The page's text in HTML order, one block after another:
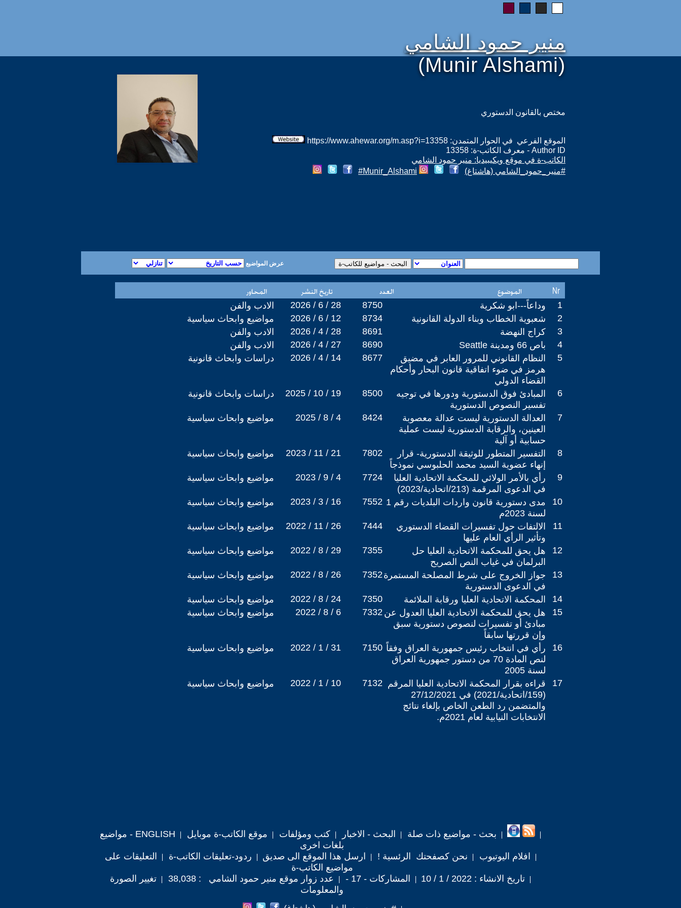
منير حمود الشامي
(Munir Alshami)
مختص بالقانون الدستوري
الموقع الفرعي في الحوار المتمدن: https://www.ahewar.org/m.asp?i=13358
Author ID - معرف الكاتب-ة: 13358
الكاتب-ة في موقع ويكيبيديا: منير حمود الشامي
#منير_حمود_الشامي (هاشتاغ)
Munir_Alshami#
عرض المواضيع
الادب والفن 2026 / 6 / 28 8750 وداعاً---ابو شكرية
1
مواضيع وابحاث سياسية
2026 / 6 / 12 8734 شعبوية الخطاب وبناء الدولة القانونية
2
الادب والفن
2026 / 4 / 28 8691 كراج النهضة
3
الادب والفن
2026 / 4 / 27 8690 باص 66 ومدينة Seattle
4
دراسات وابحاث قانونية
2026 / 4 / 14 8677
النظام القانوني للمرور العابر في مضيق
هرمز في ضوء اتفاقية قانون البحار وأحكام
القضاء الدولي
5
دراسات وابحاث قانونية 2025 / 10 / 19 8500
المبادئ فوق الدستورية ودورها في توجيه
تفسير النصوص الدستورية
6
مواضيع وابحاث سياسية 2025 / 8 / 4 8424
العدالة الدستورية ليست عدالة معصوبة
العينين، والرقابة الدستورية ليست عملية
حسابية أو آلية
7
مواضيع وابحاث سياسية 2023 / 11 / 21 7802
التفسير المتطور للوثيقة الدستورية- قرار
إنهاء عضوية السيد محمد الحلبوسي نموذجاً
8
مواضيع وابحاث سياسية 2023 / 9 / 4 7724
رأي بالأمر الولائي للمحكمة الاتحادية العليا
في الدعوى المرقمة (213/اتحادية/2023)
9
مواضيع وابحاث سياسية 2023 / 3 / 16 7552 مدى دستورية قانون واردات البلديات رقم 1
لسنة 2023م
10
مواضيع وابحاث سياسية 2022 / 11 / 26 7444
الالتفات حول تفسيرات القضاء الدستوري
وتأثير الرأي العام عليها
11
مواضيع وابحاث سياسية 2022 / 8 / 29 7355
هل يحق للمحكمة الاتحادية العليا حل
البرلمان في غياب النص الصريح
12
مواضيع وابحاث سياسية 2022 / 8 / 26 7352جواز الخروج على شرط المصلحة المستمرة
في الدعوى الدستورية
13
مواضيع وابحاث سياسية 2022 / 8 / 24 7350 المحكمة الاتحادية العليا ورقابة الملائمة
14
مواضيع وابحاث سياسية
2022 / 8 / 6 7332 هل يحق للمحكمة الاتحادية العليا العدول عن
مبادئ أو تفسيرات لنصوص دستورية سبق
وإن قررتها سابقاً
15
مواضيع وابحاث سياسية 2022 / 1 / 31 7150 رأي في انتخاب رئيس جمهورية العراق وفقاً
لنص المادة 70 من دستور جمهورية العراق
لسنة 2005
16
مواضيع وابحاث سياسية 2022 / 1 / 10 7132 قراءه بقرار المحكمة الاتحادية العليا المرقم
(159/اتحادية/2021) في 27/12/2021
والمتضمن رد الطعن الخاص بإلغاء نتائج
الانتخابات النيابية لعام 2021م.
17
بحث - مواضيع ذات صلة البحث - الاخبار كتب ومؤلفات موقع الكاتب-ة موبايل
ENGLISH - مواضيع
بلغات اخرى
افلام اليوتيوب
نحن كصفحتك الرئسية ! ارسل هذا الموقع الى صديق ردود-تعليقات الكاتب-ة
التعليقات على
مواضيع الكاتب-ة
تاريخ الانشاء : 2022 / 1 / 10
المشاركات - 17 - عدد زوار موقع منير حمود الشامي : 38,038
تغيير الصورة
والمعلومات